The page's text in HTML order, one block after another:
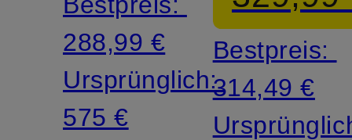
288,99 €
Ursprünglich:
575 €
Bestpreis:
314,49 €